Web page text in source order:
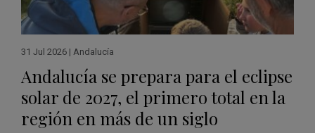
31 Jul 2026 | Andalucía
Andalucía se prepara para el eclipse
solar de 2027, el primero total en la
región en más de un siglo